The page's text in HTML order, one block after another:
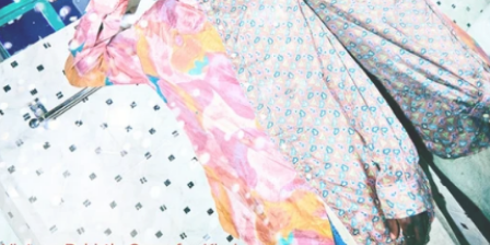
イ
テ
ィ）
公
式
オ
ン
ラ